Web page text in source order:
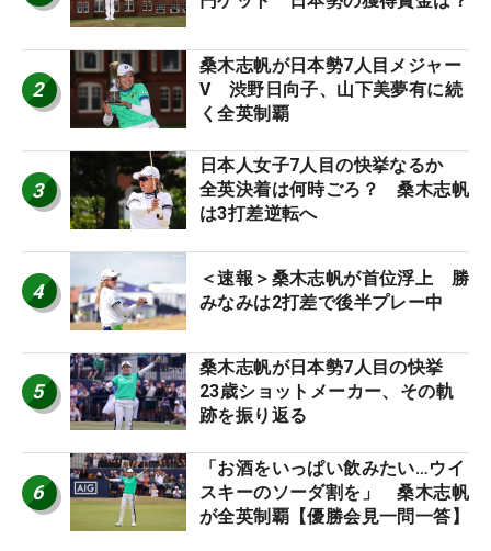
2
桑木志帆が日本勢7人目メジャー
V 渋野日向子、山下美夢有に続
く全英制覇
3
日本人女子7人目の快挙なるか
全英決着は何時ごろ？ 桑木志帆
は3打差逆転へ
4
＜速報＞桑木志帆が首位浮上 勝
みなみは2打差で後半プレー中
5
桑木志帆が日本勢7人目の快挙
23歳ショットメーカー、その軌
跡を振り返る
6
「お酒をいっぱい飲みたい…ウイ
スキーのソーダ割を」 桑木志帆
が全英制覇【優勝会見一問一答】